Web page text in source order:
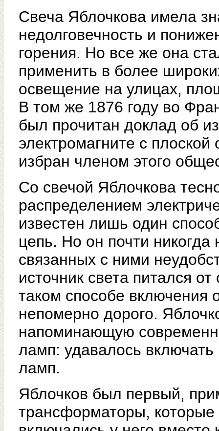
Свеча Яблочкова имела
недолговечность и
горения. Но все же она
применить в более
освещение на улицах,
В том же 1876 году во
был прочитан доклад об
электромагните с
избран членом этого
Со свечой Яблочкова
распределением
известен лишь один
цепь. Но он почти
связанных с ними
источник света питался
таком способе включения
непомерно дорого.
напоминающую
ламп: удавалось
ламп.
Яблочков был первый,
трансформаторы,